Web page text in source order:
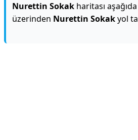
Nurettin Sokak haritası
üzerinden Nurettin Sokakyol